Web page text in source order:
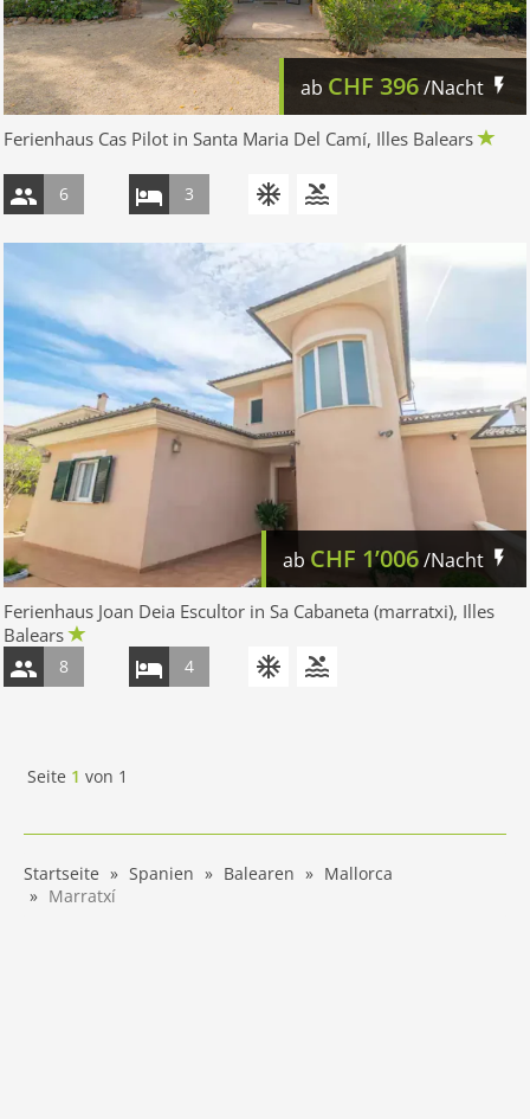
ab CHF 396/Nacht
Ferienhaus Cas Pilot in Santa Maria Del Camí, Illes Balears
6 3
ab CHF 1’006/Nacht
Ferienhaus Joan Deia Escultor in Sa Cabaneta (marratxi), Illes
Balears
8 4
Seite 1 von 1
Startseite Spanien Balearen
Mallorca
Marratxí